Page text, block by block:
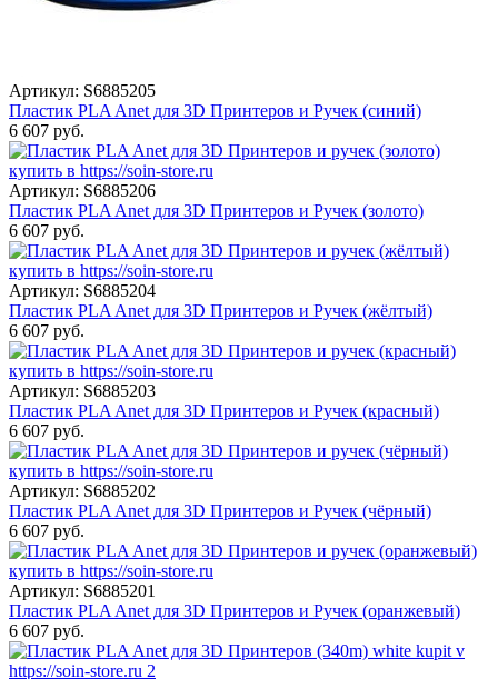
Артикул: S6885205
Пластик PLA Anet для 3D Принтеров и Ручек (синий)
6 607 руб.
Артикул: S6885206
Пластик PLA Anet для 3D Принтеров и Ручек (золото)
6 607 руб.
Артикул: S6885204
Пластик PLA Anet для 3D Принтеров и Ручек (жёлтый)
6 607 руб.
Артикул: S6885203
Пластик PLA Anet для 3D Принтеров и Ручек (красный)
6 607 руб.
Артикул: S6885202
Пластик PLA Anet для 3D Принтеров и Ручек (чёрный)
6 607 руб.
Артикул: S6885201
Пластик PLA Anet для 3D Принтеров и Ручек (оранжевый)
6 607 руб.